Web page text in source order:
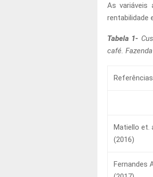
As variáveis
rentabilidade
Tabela 1-
café.
Referências
Matiello et.
(2016)
Fernandes